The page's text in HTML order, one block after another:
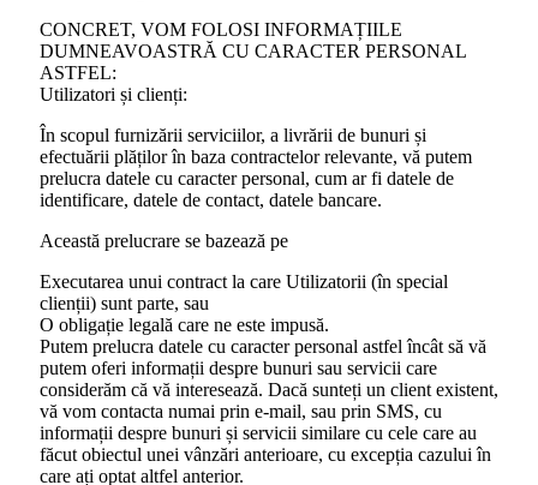
CONCRET, VOM FOLOSI INFORMAȚIILE
DUMNEAVOASTRĂ CU CARACTER PERSONAL
ASTFEL:
Utilizatori și clienți:
În scopul furnizării serviciilor, a livrării de bunuri și
efectuării plăților în baza contractelor relevante, vă putem
prelucra datele cu caracter personal, cum ar fi datele de
identificare, datele de contact, datele bancare.
Această prelucrare se bazează pe
Executarea unui contract la care Utilizatorii (în special
clienții) sunt parte, sau
O obligație legală care ne este impusă.
Putem prelucra datele cu caracter personal astfel încât să vă
putem oferi informații despre bunuri sau servicii care
considerăm că vă interesează. Dacă sunteți un client existent,
vă vom contacta numai prin e-mail, sau prin SMS, cu
informații despre bunuri și servicii similare cu cele care au
făcut obiectul unei vânzări anterioare, cu excepția cazului în
care ați optat altfel anterior.